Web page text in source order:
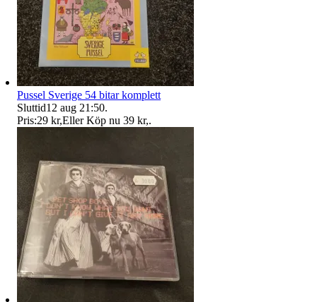
Pussel Sverige 54 bitar komplett
Sluttid12 aug 21:50.
Pris:29 kr,Eller Köp nu 39 kr,.